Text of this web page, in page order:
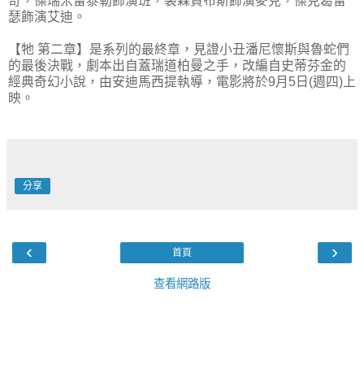
瑟飾演艾迪。
【牠 第二章】是系列的最終章，見證小丑潘尼懷斯與魯蛇們
的最後決戰，劇本出自蓋瑞道柏曼之手，改編自史蒂芬金的
經典奇幻小說，由安迪馬西提執導，電影將於9月5日(週四)上
映。
分享
‹ ›
首頁
查看網路版